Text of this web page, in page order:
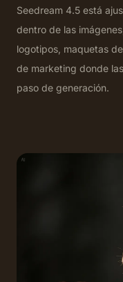
Seedream 4.5 está
dentro de las
logotipos, maquetas
de marketing donde
paso de generación.